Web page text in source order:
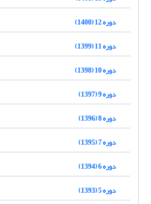
دوره 12 (1400)
دوره 11 (1399)
دوره 10 (1398)
دوره 9 (1397)
دوره 8 (1396)
دوره 7 (1395)
دوره 6 (1394)
دوره 5 (1393)